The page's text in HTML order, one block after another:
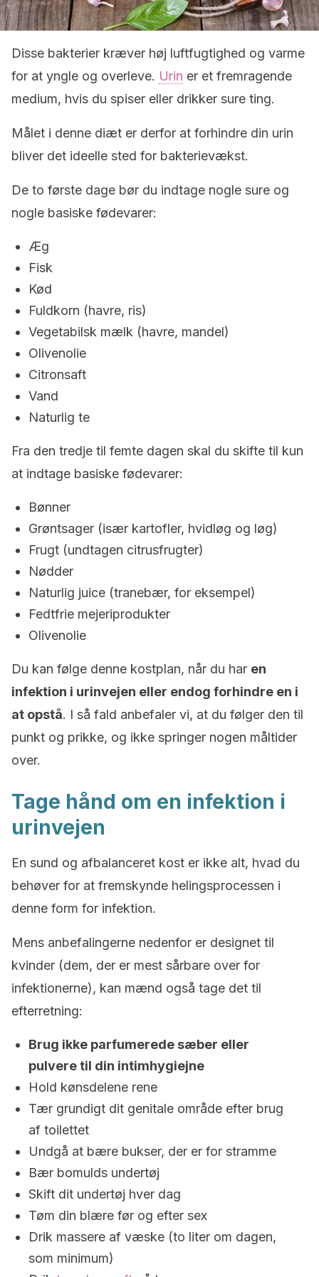
Disse bakterier kræver høj luftfugtighed og varme
for at yngle og overleve. Urin er et fremragende
medium, hvis du spiser eller drikker sure ting.
Målet i denne diæt er derfor at forhindre din urin
bliver det ideelle sted for bakterievækst.
De to første dage bør du indtage nogle sure og
nogle basiske fødevarer:
Æg
Fisk
Kød
Fuldkorn (havre, ris)
Vegetabilsk mælk (havre, mandel)
Olivenolie
Citronsaft
Vand
Naturlig te
Fra den tredje til femte dagen skal du skifte til kun
at indtage basiske fødevarer:
Bønner
Grøntsager (især kartofler, hvidløg og løg)
Frugt (undtagen citrusfrugter)
Nødder
Naturlig juice (tranebær, for eksempel)
Fedtfrie mejeriprodukter
Olivenolie
Du kan følge denne kostplan, når du har en
infektion i urinvejen eller endog forhindre en i
at opstå. I så fald anbefaler vi, at du følger den til
punkt og prikke, og ikke springer nogen måltider
over.
Tage hånd om en infektion i
urinvejen
En sund og afbalanceret kost er ikke alt, hvad du
behøver for at fremskynde helingsprocessen i
denne form for infektion.
Mens anbefalingerne nedenfor er designet til
kvinder (dem, der er mest sårbare over for
infektionerne), kan mænd også tage det til
efterretning:
Brug ikke parfumerede sæber eller
pulvere til din intimhygiejne
Hold kønsdelene rene
Tær grundigt dit genitale område efter brug
af toilettet
Undgå at bære bukser, der er for stramme
Bær bomulds undertøj
Skift dit undertøj hver dag
Tøm din blære før og efter sex
Drik massere af væske (to liter om dagen,
som minimum)